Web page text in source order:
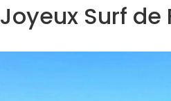
Joyeux Surf de